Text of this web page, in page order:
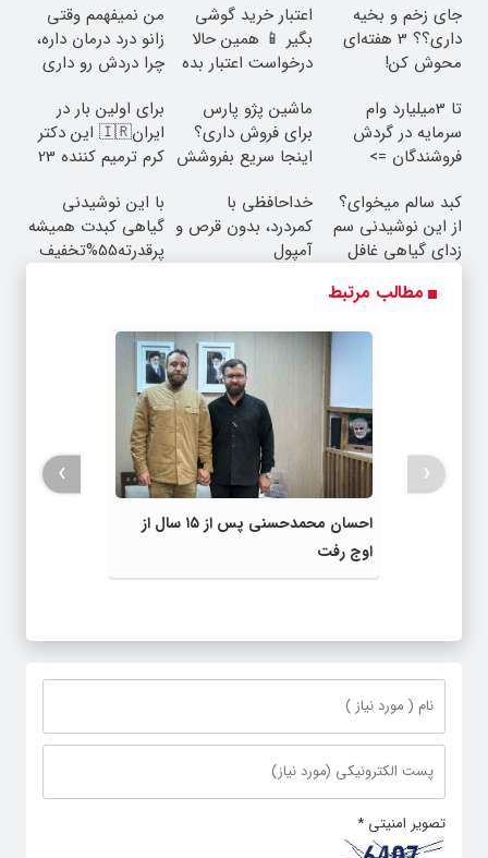
جای زخم و بخیه
داری؟؟ 3 هفته‌ای
محوش کن!
اعتبار خرید گوشی
بگیر 📱 همین حالا
درخواست اعتبار بده
من نمیفهمم وقتی
زانو درد درمان داره،
چرا دردش رو داری
تا 3میلیارد وام
سرمایه در گردش
فروشندگان =>
کن
ماشین پژو پارس
برای فروش داری؟
اینجا سریع بفروشش
برای اولین بار در
ایران🇮🇷 این دکتر
کرم ترمیم کننده 23
کبد سالم میخوای؟
از این نوشیدنی سم
زدای گیاهی غافل
خداحافظی با
کمردرد، بدون قرص و
آمپول
با این نوشیدنی
گیاهی کبدت همیشه
پرقدرته55%تخفیف
مطالب مرتبط
احسان محمدحسنی پس از ۱۵ سال از
اوج رفت
‹
›
تصویر امنیتی *